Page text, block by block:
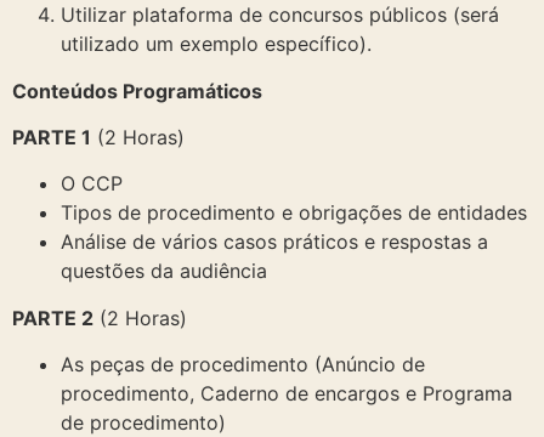
Utilizar plataforma de concursos públicos (será
utilizado um exemplo específico).
Conteúdos Programáticos
PARTE 1 (2 Horas)
O CCP
Tipos de procedimento e obrigações de entidades
Análise de vários casos práticos e respostas a
questões da audiência
PARTE 2 (2 Horas)
As peças de procedimento (Anúncio de
procedimento, Caderno de encargos e Programa
de procedimento)